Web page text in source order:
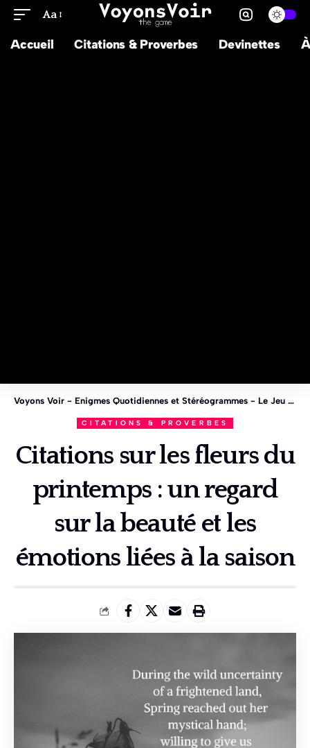
Aa
Accueil Citations & Proverbes Devinettes
Voyons Voir - Enigmes Quotidiennes et Stéréogrammes - Le Jeu des 1%
CITATIONS & PROVERBES
Citations sur les fleurs du
printemps : un regard
sur la beauté et les
émotions liées à la saison